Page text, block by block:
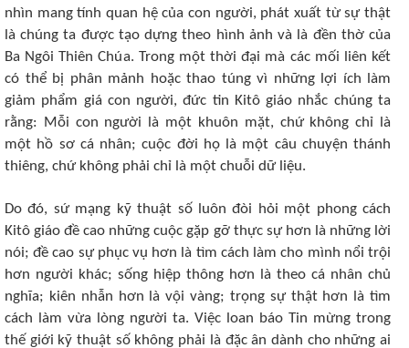
nhìn mang tính quan hệ của con người, phát xuất từ sự thật
là chúng ta được tạo dựng theo hình ảnh và là đền thờ của
Ba Ngôi Thiên Chúa. Trong một thời đại mà các mối liên kết
có thể bị phân mảnh hoặc thao túng vì những lợi ích làm
giảm phẩm giá con người, đức tin Kitô giáo nhắc chúng ta
rằng: Mỗi con người là một khuôn mặt, chứ không chỉ là
một hồ sơ cá nhân; cuộc đời họ là một câu chuyện thánh
thiêng, chứ không phải chỉ là một chuỗi dữ liệu.
Do đó, sứ mạng kỹ thuật số luôn đòi hỏi một phong cách
Kitô giáo đề cao những cuộc gặp gỡ thực sự hơn là những lời
nói; đề cao sự phục vụ hơn là tìm cách làm cho mình nổi trội
hơn người khác; sống hiệp thông hơn là theo cá nhân chủ
nghĩa; kiên nhẫn hơn là vội vàng; trọng sự thật hơn là tìm
cách làm vừa lòng người ta. Việc loan báo Tin mừng trong
thế giới kỹ thuật số không phải là đặc ân dành cho những ai